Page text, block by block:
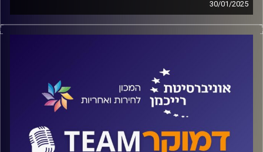
30/01/2025
פודקאסט המכון לחירות ואחריות באוניברסיטת רייכמן
ישוחחו ליטל מלמד ושוהם ויצמן עם המורה המוזיקאי יובל
מנדלסון בפודקאסט דמוקרTEAM של המכון לחירות ואחריות
המכון לחירות ואחריות